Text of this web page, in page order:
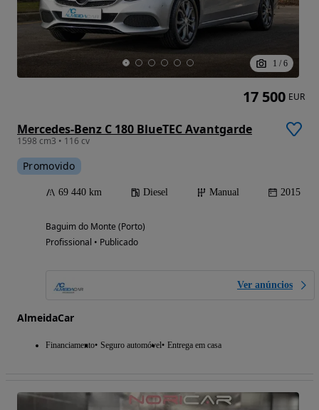
1 / 6
Mercedes-Benz C 180 BlueTEC Avantgarde
1598 cm3 • 116 cv
Promovido
69 440 km Diesel Manual 2015
Baguim do Monte (Porto)
Profissional • Publicado
Ver anúncios
AlmeidaCar
Financiamento Seguro automóvel Entrega em casa
17 500 EUR